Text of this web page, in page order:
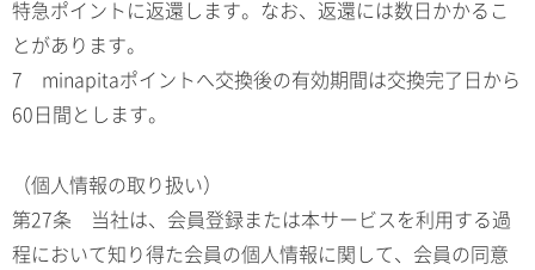
特急ポイントに返還します。なお、返還には数日かかるこ
とがあります。
7 minapitaポイントへ交換後の有効期間は交換完了日から
60日間とします。
（個人情報の取り扱い）
第27条 当社は、会員登録または本サービスを利用する過
程において知り得た会員の個人情報に関して、会員の同意